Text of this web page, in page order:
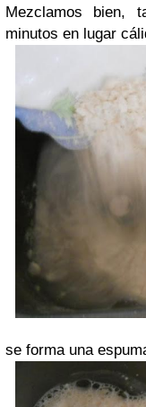
Mezclamos bien,
minutos en lugar
se forma una